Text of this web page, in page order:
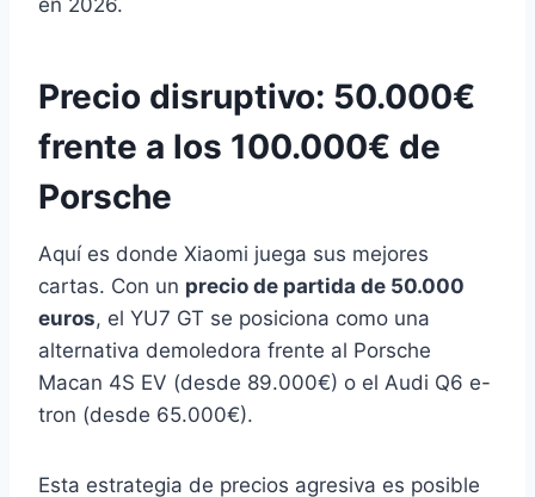
en 2026.
Precio disruptivo: 50.000€
frente a los 100.000€ de
Porsche
Aquí es donde Xiaomi juega sus mejores
cartas. Con un precio de partida de 50.000
euros, el YU7 GT se posiciona como una
alternativa demoledora frente al Porsche
Macan 4S EV (desde 89.000€) o el Audi Q6 e-
tron (desde 65.000€).
Esta estrategia de precios agresiva es posible